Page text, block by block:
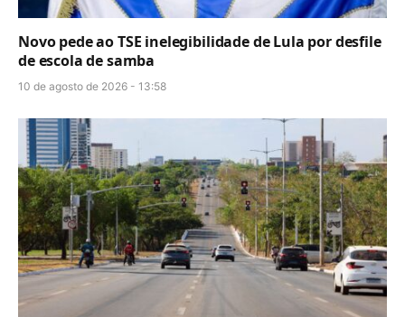
Novo pede ao TSE inelegibilidade de Lula por desfile
de escola de samba
10 de agosto de 2026 - 13:58